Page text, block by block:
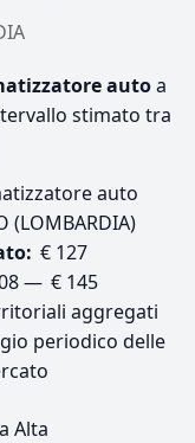
autoa
stimato tra
auto
(LOMBARDIA)
€ 127
— € 145
aggregati
periodico delle
Alta